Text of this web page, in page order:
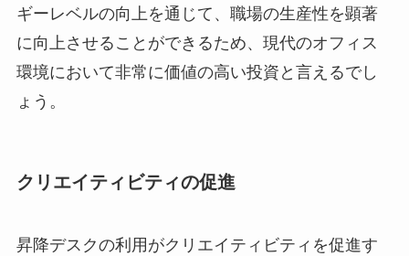
ギーレベルの向上を通じて、職場の生産性を顕著
に向上させることができるため、現代のオフィス
環境において非常に価値の高い投資と言えるでし
ょう。
クリエイティビティの促進
昇降デスクの利用がクリエイティビティを促進す